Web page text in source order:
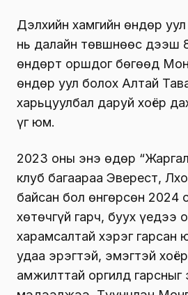
Дэлхийн хамгийн өндөр
нь далайн төвшнөөс дээш
өндөрт оршдог бөгөөд
өндөр уул болох Алтай
харьцуулбал даруй хоёр
үг юм.
2023 оны энэ өдөр
клуб багаараа Эверест,
байсан бол өнгөрсөн 2024
хөтөчгүй гарч, буух үедээ
харамсалтай хэрэг гарсан
удаа эрэгтэй, эмэгтэй
амжилттай оргилд гарсныг